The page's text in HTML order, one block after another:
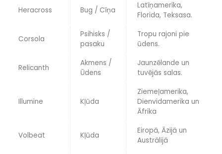
Heracross Bug / Cīņa
Latīņamerika,
Florida, Teksasa.
Corsola
Psihisks /
pasaku
Tropu rajoni pie
ūdens.
Relicanth
Akmens /
Ūdens
Jaunzēlande un
tuvējās salas.
Illumine Kļūda
Ziemeļamerika,
Dienvidamerika un
Āfrika
Volbeat Kļūda
Eiropā, Āzijā un
Austrālijā